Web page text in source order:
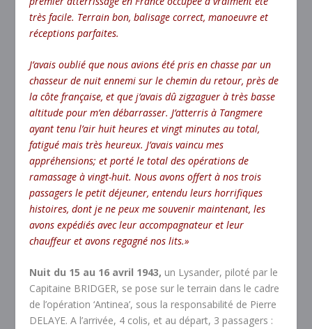
très facile. Terrain bon, balisage correct, manoeuvre et
réceptions parfaites.
J’avais oublié que nous avions été pris en chasse par un
chasseur de nuit ennemi sur le chemin du retour, près de
la côte française, et que j’avais dû zigzaguer à très basse
altitude pour m’en débarrasser. J’atterris à Tangmere
ayant tenu l’air huit heures et vingt minutes au total,
fatigué mais très heureux. J’avais vaincu mes
appréhensions; et porté le total des opérations de
ramassage à vingt-huit. Nous avons offert à nos trois
passagers le petit déjeuner, entendu leurs horrifiques
histoires, dont je ne peux me souvenir maintenant, les
avons expédiés avec leur accompagnateur et leur
chauffeur et avons regagné nos lits.»
Nuit du 15 au 16 avril 1943, un Lysander, piloté par le
Capitaine BRIDGER, se pose sur le terrain dans le cadre
de l’opération ‘Antinea’, sous la responsabilité de Pierre
DELAYE. A l’arrivée, 4 colis, et au départ, 3 passagers :